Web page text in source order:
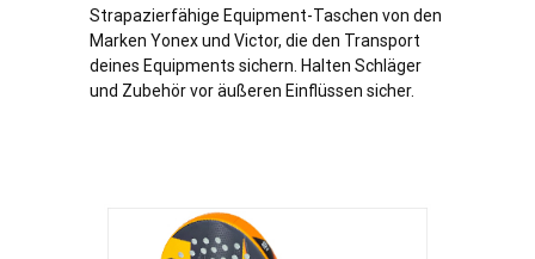
Strapazierfähige Equipment-Taschen von den
Marken Yonex und Victor, die den Transport
deines Equipments sichern. Halten Schläger
und Zubehör vor äußeren Einflüssen sicher.